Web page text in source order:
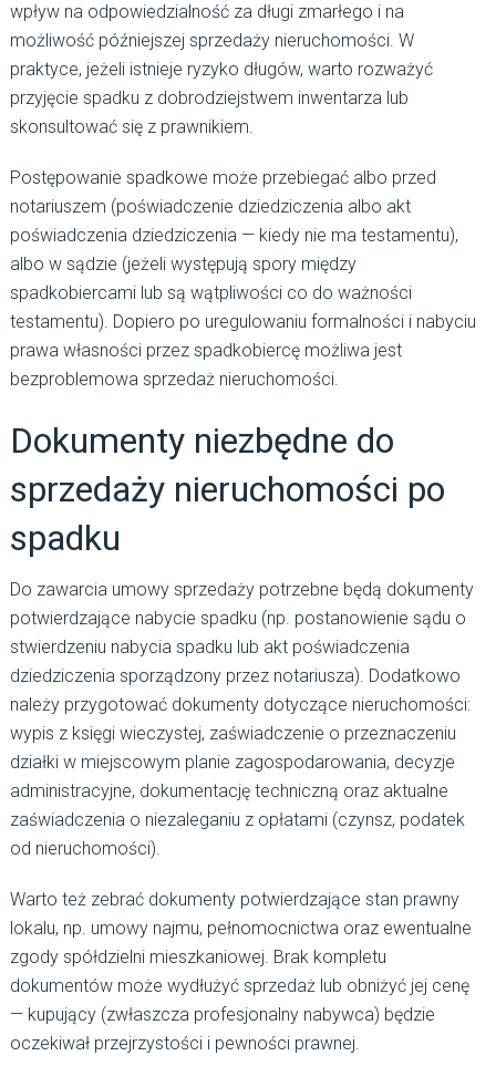
wpływ na odpowiedzialność za długi zmarłego i na
możliwość późniejszej sprzedaży nieruchomości. W
praktyce, jeżeli istnieje ryzyko długów, warto rozważyć
przyjęcie spadku z dobrodziejstwem inwentarza lub
skonsultować się z prawnikiem.
Postępowanie spadkowe może przebiegać albo przed
notariuszem (poświadczenie dziedziczenia albo akt
poświadczenia dziedziczenia — kiedy nie ma testamentu),
albo w sądzie (jeżeli występują spory między
spadkobiercami lub są wątpliwości co do ważności
testamentu). Dopiero po uregulowaniu formalności i nabyciu
prawa własności przez spadkobiercę możliwa jest
bezproblemowa sprzedaż nieruchomości.
Dokumenty niezbędne do
sprzedaży nieruchomości po
spadku
Do zawarcia umowy sprzedaży potrzebne będą dokumenty
potwierdzające nabycie spadku (np. postanowienie sądu o
stwierdzeniu nabycia spadku lub akt poświadczenia
dziedziczenia sporządzony przez notariusza). Dodatkowo
należy przygotować dokumenty dotyczące nieruchomości:
wypis z księgi wieczystej, zaświadczenie o przeznaczeniu
działki w miejscowym planie zagospodarowania, decyzje
administracyjne, dokumentację techniczną oraz aktualne
zaświadczenia o niezaleganiu z opłatami (czynsz, podatek
od nieruchomości).
Warto też zebrać dokumenty potwierdzające stan prawny
lokalu, np. umowy najmu, pełnomocnictwa oraz ewentualne
zgody spółdzielni mieszkaniowej. Brak kompletu
dokumentów może wydłużyć sprzedaż lub obniżyć jej cenę
— kupujący (zwłaszcza profesjonalny nabywca) będzie
oczekiwał przejrzystości i pewności prawnej.